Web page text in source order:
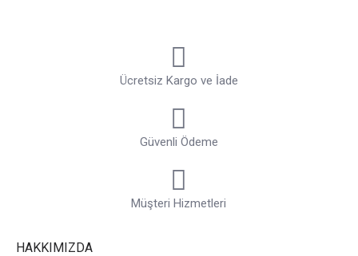
Ücretsiz Kargo ve İade
Güvenli Ödeme
Müşteri Hizmetleri
HAKKIMIZDA